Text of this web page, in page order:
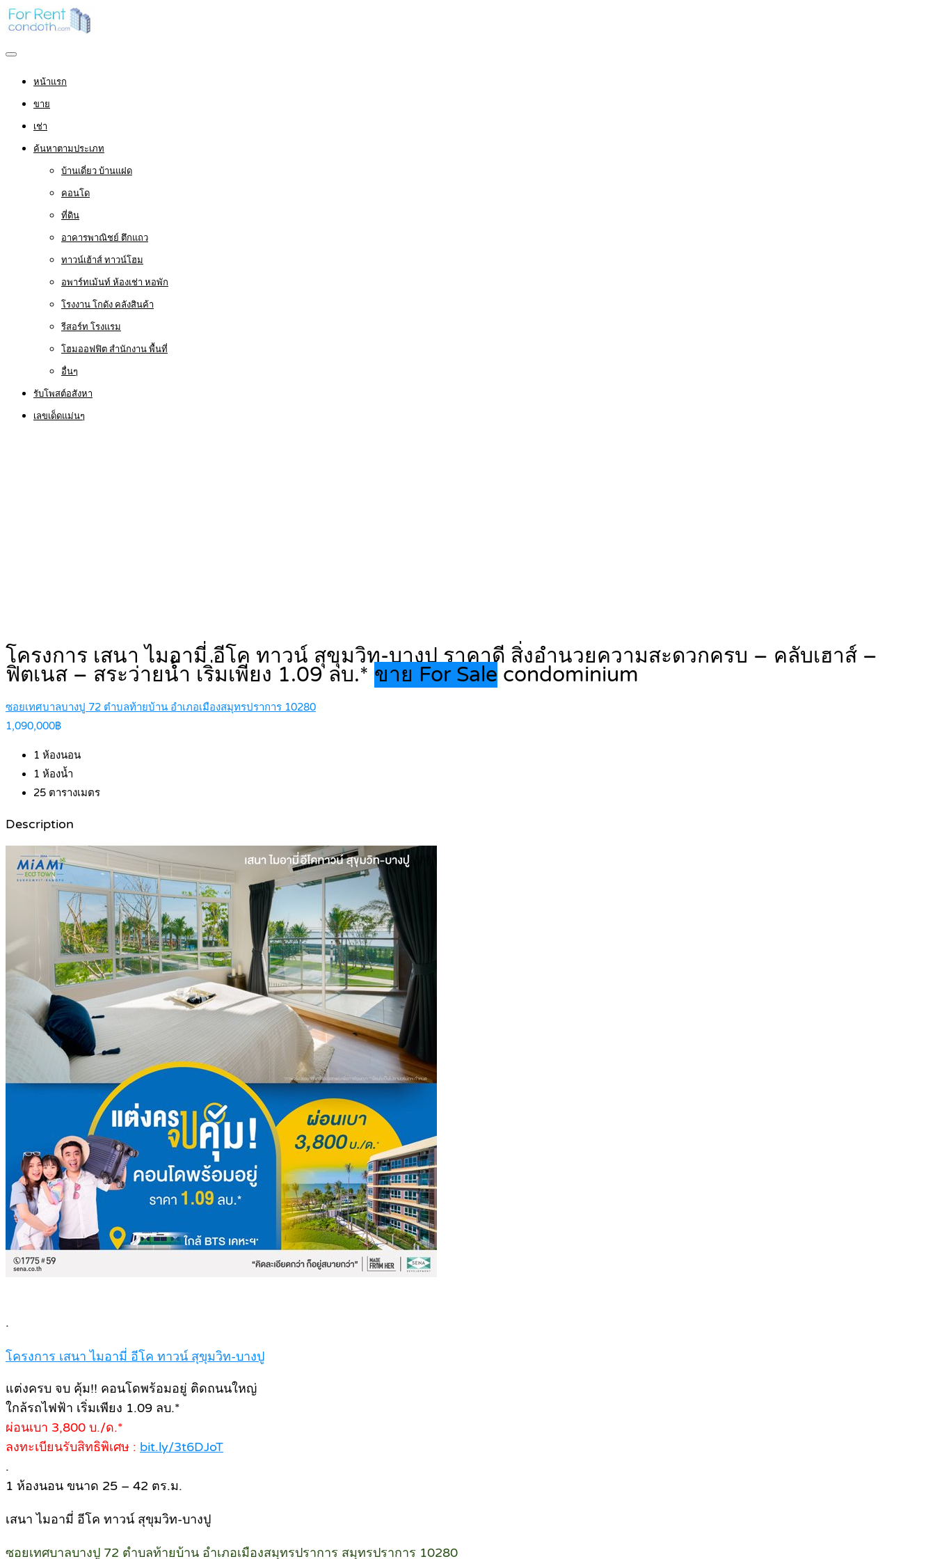
หน้าแรก
ขาย
เช่า
ค้นหาตามประเภท
บ้านเดี่ยว บ้านแฝด
คอนโด
ที่ดิน
อาคารพาณิชย์ ตึกแถว
ทาวน์เฮ้าส์ ทาวน์โฮม
อพาร์ทเม้นท์ ห้องเช่า หอพัก
โรงงาน โกดัง คลังสินค้า
รีสอร์ท โรงแรม
โฮมออฟฟิต สำนักงาน พื้นที่
อื่นๆ
รับโพสต์อสังหา
เลขเด็ดแม่นๆ
โครงการ เสนา ไมอามี่ อีโค ทาวน์ สุขุมวิท-บางปู ราคาดี สิ่งอำนวยความสะดวกครบ – คลับเฮาส์ –
ฟิตเนส – สระว่ายน้ำ เริ่มเพียง 1.09 ลบ.* ขาย For Sale condominium
ซอยเทศบาลบางปู 72 ตำบลท้ายบ้าน อำเภอเมืองสมุทรปราการ 10280
1,090,000฿
1 ห้องนอน
1 ห้องน้ำ
25 ตารางเมตร
Description
.
โครงการ เสนา ไมอามี่ อีโค ทาวน์ สุขุมวิท-บางปู
แต่งครบ จบ คุ้ม!! คอนโดพร้อมอยู่ ติดถนนใหญ่
ใกล้รถไฟฟ้า เริ่มเพียง 1.09 ลบ.*
ผ่อนเบา 3,800 บ./ด.*
ลงทะเบียนรับสิทธิพิเศษ : bit.ly/3t6DJoT
.
1 ห้องนอน ขนาด 25 – 42 ตร.ม.
เสนา ไมอามี่ อีโค ทาวน์ สุขุมวิท-บางปู
ซอยเทศบาลบางปู 72 ตำบลท้ายบ้าน อำเภอเมืองสมุทรปราการ สมุทรปราการ 10280